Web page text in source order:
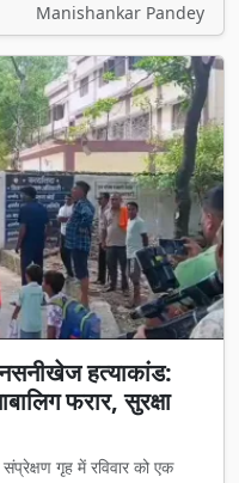
हत्याकांड:
फरार, सुरक्षा
गृह में रविवार को एक